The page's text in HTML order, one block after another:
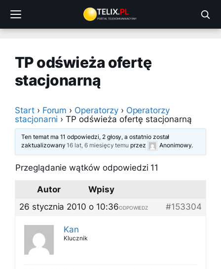
treści
TP odświeża ofertę
stacjonarną
Start › Forum › Operatorzy › Operatorzy
stacjonarni › TP odświeża ofertę stacjonarną
Ten temat ma 11 odpowiedzi, 2 głosy, a ostatnio został
zaktualizowany16 lat, 6 miesięcy temu przez Anonimowy.
Przeglądanie wątków odpowiedzi 11
Autor
Wpisy
26 stycznia 2010 o 10:36
#153304
ODPOWIEDZ
Kan
Klucznik